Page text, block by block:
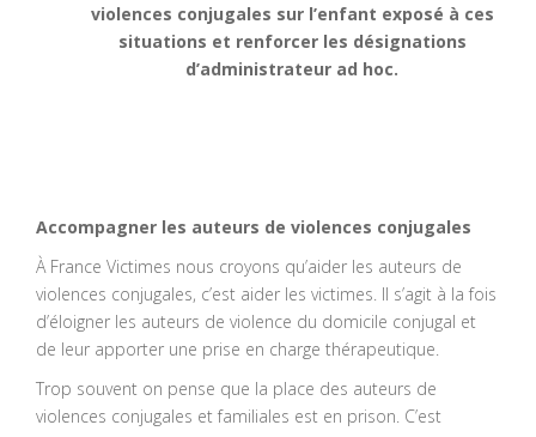
violences conjugales sur l’enfant exposé à ces
situations et renforcer les désignations
d’administrateur ad hoc.
Accompagner les auteurs de violences conjugales
À France Victimes nous croyons qu’aider les auteurs de
violences conjugales, c’est aider les victimes. Il s’agit à la fois
d’éloigner les auteurs de violence du domicile conjugal et
de leur apporter une prise en charge thérapeutique.
Trop souvent on pense que la place des auteurs de
violences conjugales et familiales est en prison. C’est